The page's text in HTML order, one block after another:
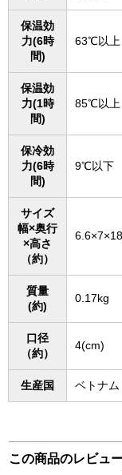
保温効
力(6時
間)
63℃以上
保温効
力(1時
間)
85℃以上
保冷効
力(6時
間)
9℃以下
サイズ
幅×奥行
×高さ
（約）
質量
(約)
0.17kg
口径
（約）
4(cm)
生産国 ベトナム
この商品のレビュ